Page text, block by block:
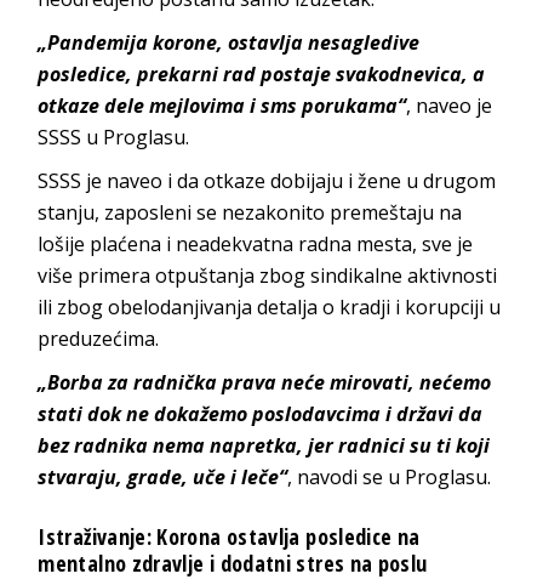
„Pandemija korone, ostavlja nesagledive
posledice, prekarni rad postaje svakodnevica, a
otkaze dele mejlovima i sms porukama“, naveo je
SSSS u Proglasu.
SSSS je naveo i da otkaze dobijaju i žene u drugom
stanju, zaposleni se nezakonito premeštaju na
lošije plaćena i neadekvatna radna mesta, sve je
više primera otpuštanja zbog sindikalne aktivnosti
ili zbog obelodanjivanja detalja o kradji i korupciji u
preduzećima.
„Borba za radnička prava neće mirovati, nećemo
stati dok ne dokažemo poslodavcima i državi da
bez radnika nema napretka, jer radnici su ti koji
stvaraju, grade, uče i leče“, navodi se u Proglasu.
Istraživanje: Korona ostavlja posledice na
mentalno zdravlje i dodatni stres na poslu